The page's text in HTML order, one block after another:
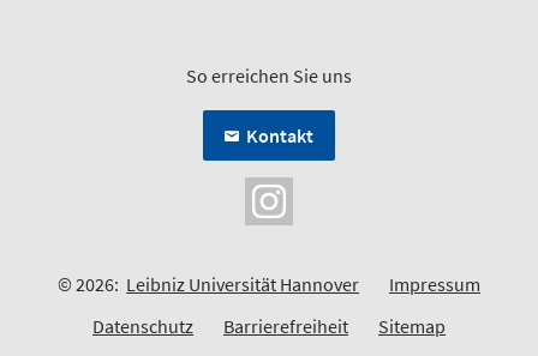
So erreichen Sie uns
Kontakt
© 2026: Leibniz Universität Hannover
Impressum
Datenschutz
Barrierefreiheit Sitemap